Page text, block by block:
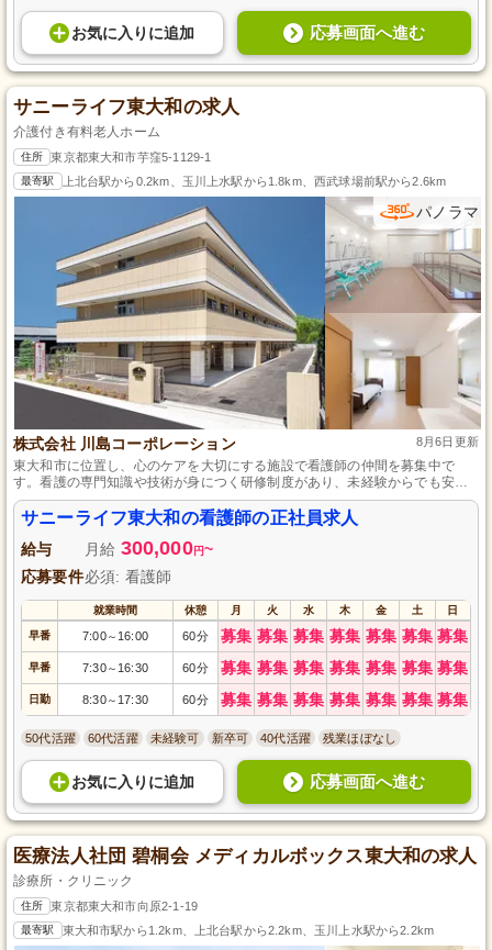
お気に入り に追加 応募画面へ進む
サニーライフ東大和の求人
介護付き有料老人ホーム
住所 東京都東大和市芋窪5-1129-1
最寄駅 上北台駅から0.2km、玉川上水駅から1.8km、西武球場前駅から2.6km
パノラマ
株式会社 川島コーポレーション 8月6日更新
東大和市に位置し、心のケアを大切にする施設で看護師の仲間を募集中で
す。看護の専門知識や技術が身につく研修制度があり、未経験からでも安心
してスタートできます。夜勤やオンコールがなく、プライベートの時間も大
切にしながら長期的なキャリアを築ける環境を提供しています。
サニーライフ東大和の看護師の正社員求人
給与 月給 300,000円~
応募要件必須: 看護師
就業時間 休憩 月 火 水 木 金 土 日
早番 7:00～ 16:00 60分 募集 募集 募集 募集 募集 募集 募集
早番 7:30～ 16:30 60分 募集 募集 募集 募集 募集 募集 募集
日勤 8:30～ 17:30 60分 募集 募集 募集 募集 募集 募集 募集
50代活躍 60代活躍 未経験可 新卒可 40代活躍 残業ほぼなし
お気に入り に追加 応募画面へ進む
医療法人社団 碧桐会 メディカルボックス東大和の求人
診療所・クリニック
住所 東京都東大和市向原2-1-19
最寄駅 東大和市駅から1.2km、上北台駅から2.2km、玉川上水駅から2.2km